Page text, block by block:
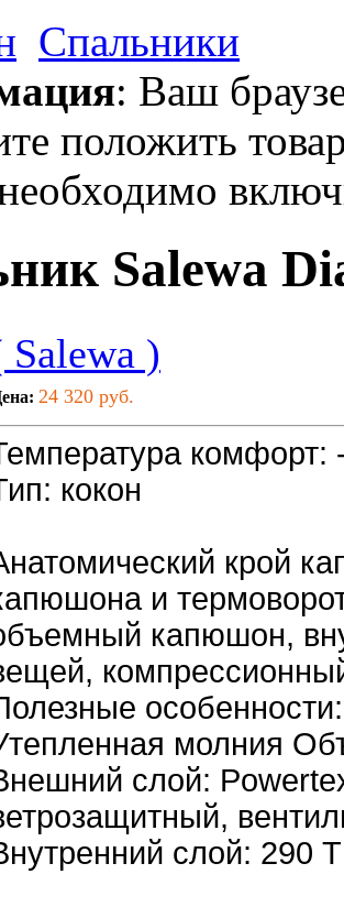
Спальники
: Ваш
положить
Salewa
Salewa )
24 320 руб.
комфорт:
кокон
крой
и
капюшон,
молния
слой:
слой: 290